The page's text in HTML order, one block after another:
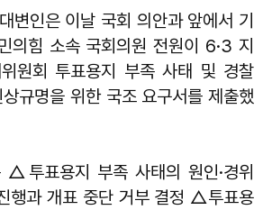
변인은 이날 국회 의안과 앞에서 기
의힘 소속 국회의원 전원이 6·3 지
원회 투표용지 부족 사태 및 경찰
규명을 위한 국조 요구서를 제출했
△투표용지 부족 사태의 원인·경위
행과 개표 중단 거부 결정 △투표용